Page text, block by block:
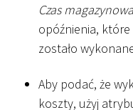
Czas
opóźnienia,
zostało
Aby podać, że
koszty, użyj